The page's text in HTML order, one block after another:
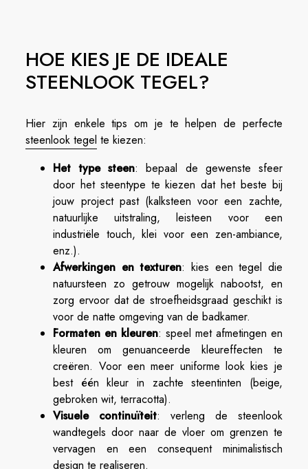
HOE KIES JE DE IDEALE
STEENLOOK TEGEL?
Hier zijn enkele tips om je te helpen de perfecte
steenlook tegel te kiezen:
Het type steen: bepaal de gewenste sfeer
door het steentype te kiezen dat het beste bij
jouw project past (kalksteen voor een zachte,
natuurlijke uitstraling, leisteen voor een
industriële touch, klei voor een zen-ambiance,
enz.).
Afwerkingen en texturen: kies een tegel die
natuursteen zo getrouw mogelijk nabootst, en
zorg ervoor dat de stroefheidsgraad geschikt is
voor de natte omgeving van de badkamer.
Formaten en kleuren: speel met afmetingen en
kleuren om genuanceerde kleureffecten te
creëren. Voor een meer uniforme look kies je
best één kleur in zachte steentinten (beige,
gebroken wit, terracotta).
Visuele continuïteit: verleng de steenlook
wandtegels door naar de vloer om grenzen te
vervagen en een consequent minimalistisch
design te realiseren.